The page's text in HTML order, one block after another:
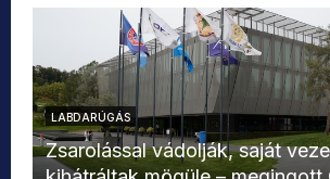
LABDARÚGÁS
Zsarolással vádolják, saját